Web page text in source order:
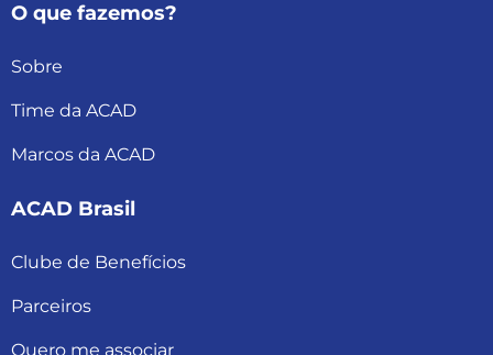
O que fazemos?
Sobre
Time da ACAD
Marcos da ACAD
ACAD Brasil
Clube de Benefícios
Parceiros
Quero me associar